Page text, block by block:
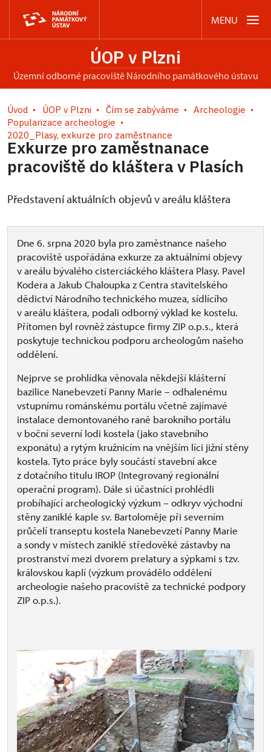
MENU
ÚOP v Plzni
územní odborné pracoviště Národního památkového ústavu
Úvod ÚOP v Plzni Čím se zabýváme
Archeologie
Popularizace archeologie
2020_Plasy, exkurze pro zaměstnance
Exkurze pro zaměstnanace
pracoviště do kláštera v Plasích
Představení aktuálních objevů v areálu kláštera
Dne 6. srpna 2020 byla pro zaměstnance našeho
pracoviště uspořádána exkurze za aktuálními objevy
v areálu bývalého cisterciáckého kláštera Plasy. Pavel
Kodera a Jakub Chaloupka z Centra stavitelského
dědictví Národního technického muzea, sídlícího
v areálu kláštera, podali odborný výklad ke kostelu.
Přítomen byl rovněž zástupce firmy ZIP o.p.s., která
poskytuje technickou podporu archeologům našeho
oddělení.
Nejprve se prohlídka věnovala někdejší klášterní
bazilice Nanebevzetí Panny Marie – odhalenému
vstupnímu románskému portálu včetně zajímavé
instalace demontovaného raně barokního portálu
v boční severní lodi kostela (jako stavebního
exponátu) a rytým kružnicím na vnějším líci jižní stěny
kostela. Tyto práce byly součástí stavební akce
z dotačního titulu IROP (Integrovaný regionální
operační program). Dále si účastníci prohlédli
probíhající archeologický výzkum – odkryv východní
stěny zaniklé kaple sv. Bartoloměje při severním
průčelí transeptu kostela Nanebevzetí Panny Marie
a sondy v místech zaniklé středověké zástavby na
prostranství mezi dvorem prelatury a sýpkami s tzv.
královskou kaplí (výzkum provádělo oddělení
archeologie našeho pracoviště za technické podpory
ZIP o.p.s.).